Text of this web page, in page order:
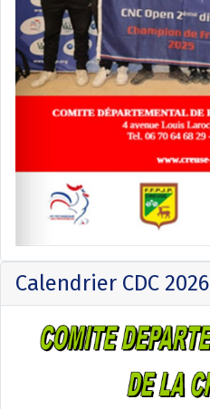
Calendrier CDC 2026